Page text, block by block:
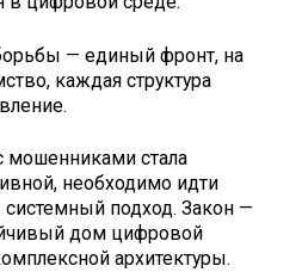
— единый фронт, на
каждая структура
мошенниками стала
необходимо идти
подход. Закон —
дом цифровой
архитектуры.